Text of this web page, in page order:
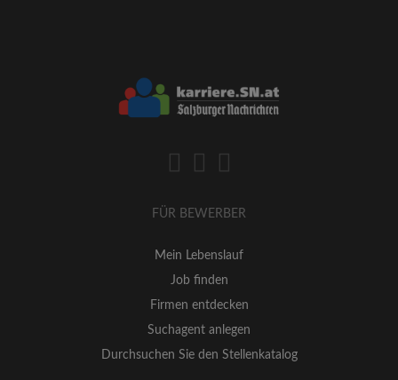
FÜR BEWERBER
Mein Lebenslauf
Job finden
Firmen entdecken
Suchagent anlegen
Durchsuchen Sie den Stellenkatalog